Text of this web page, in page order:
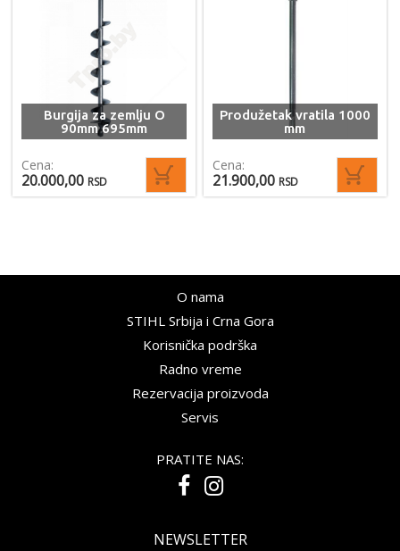
Burgija za zemlju O
90mm 695mm
Cena:
20.000,00 RSD
Produžetak vratila 1000
mm
Cena:
21.900,00 RSD
O nama
STIHL Srbija i Crna Gora
Korisnička podrška
Radno vreme
Rezervacija proizvoda
Servis
PRATITE NAS:
NEWSLETTER